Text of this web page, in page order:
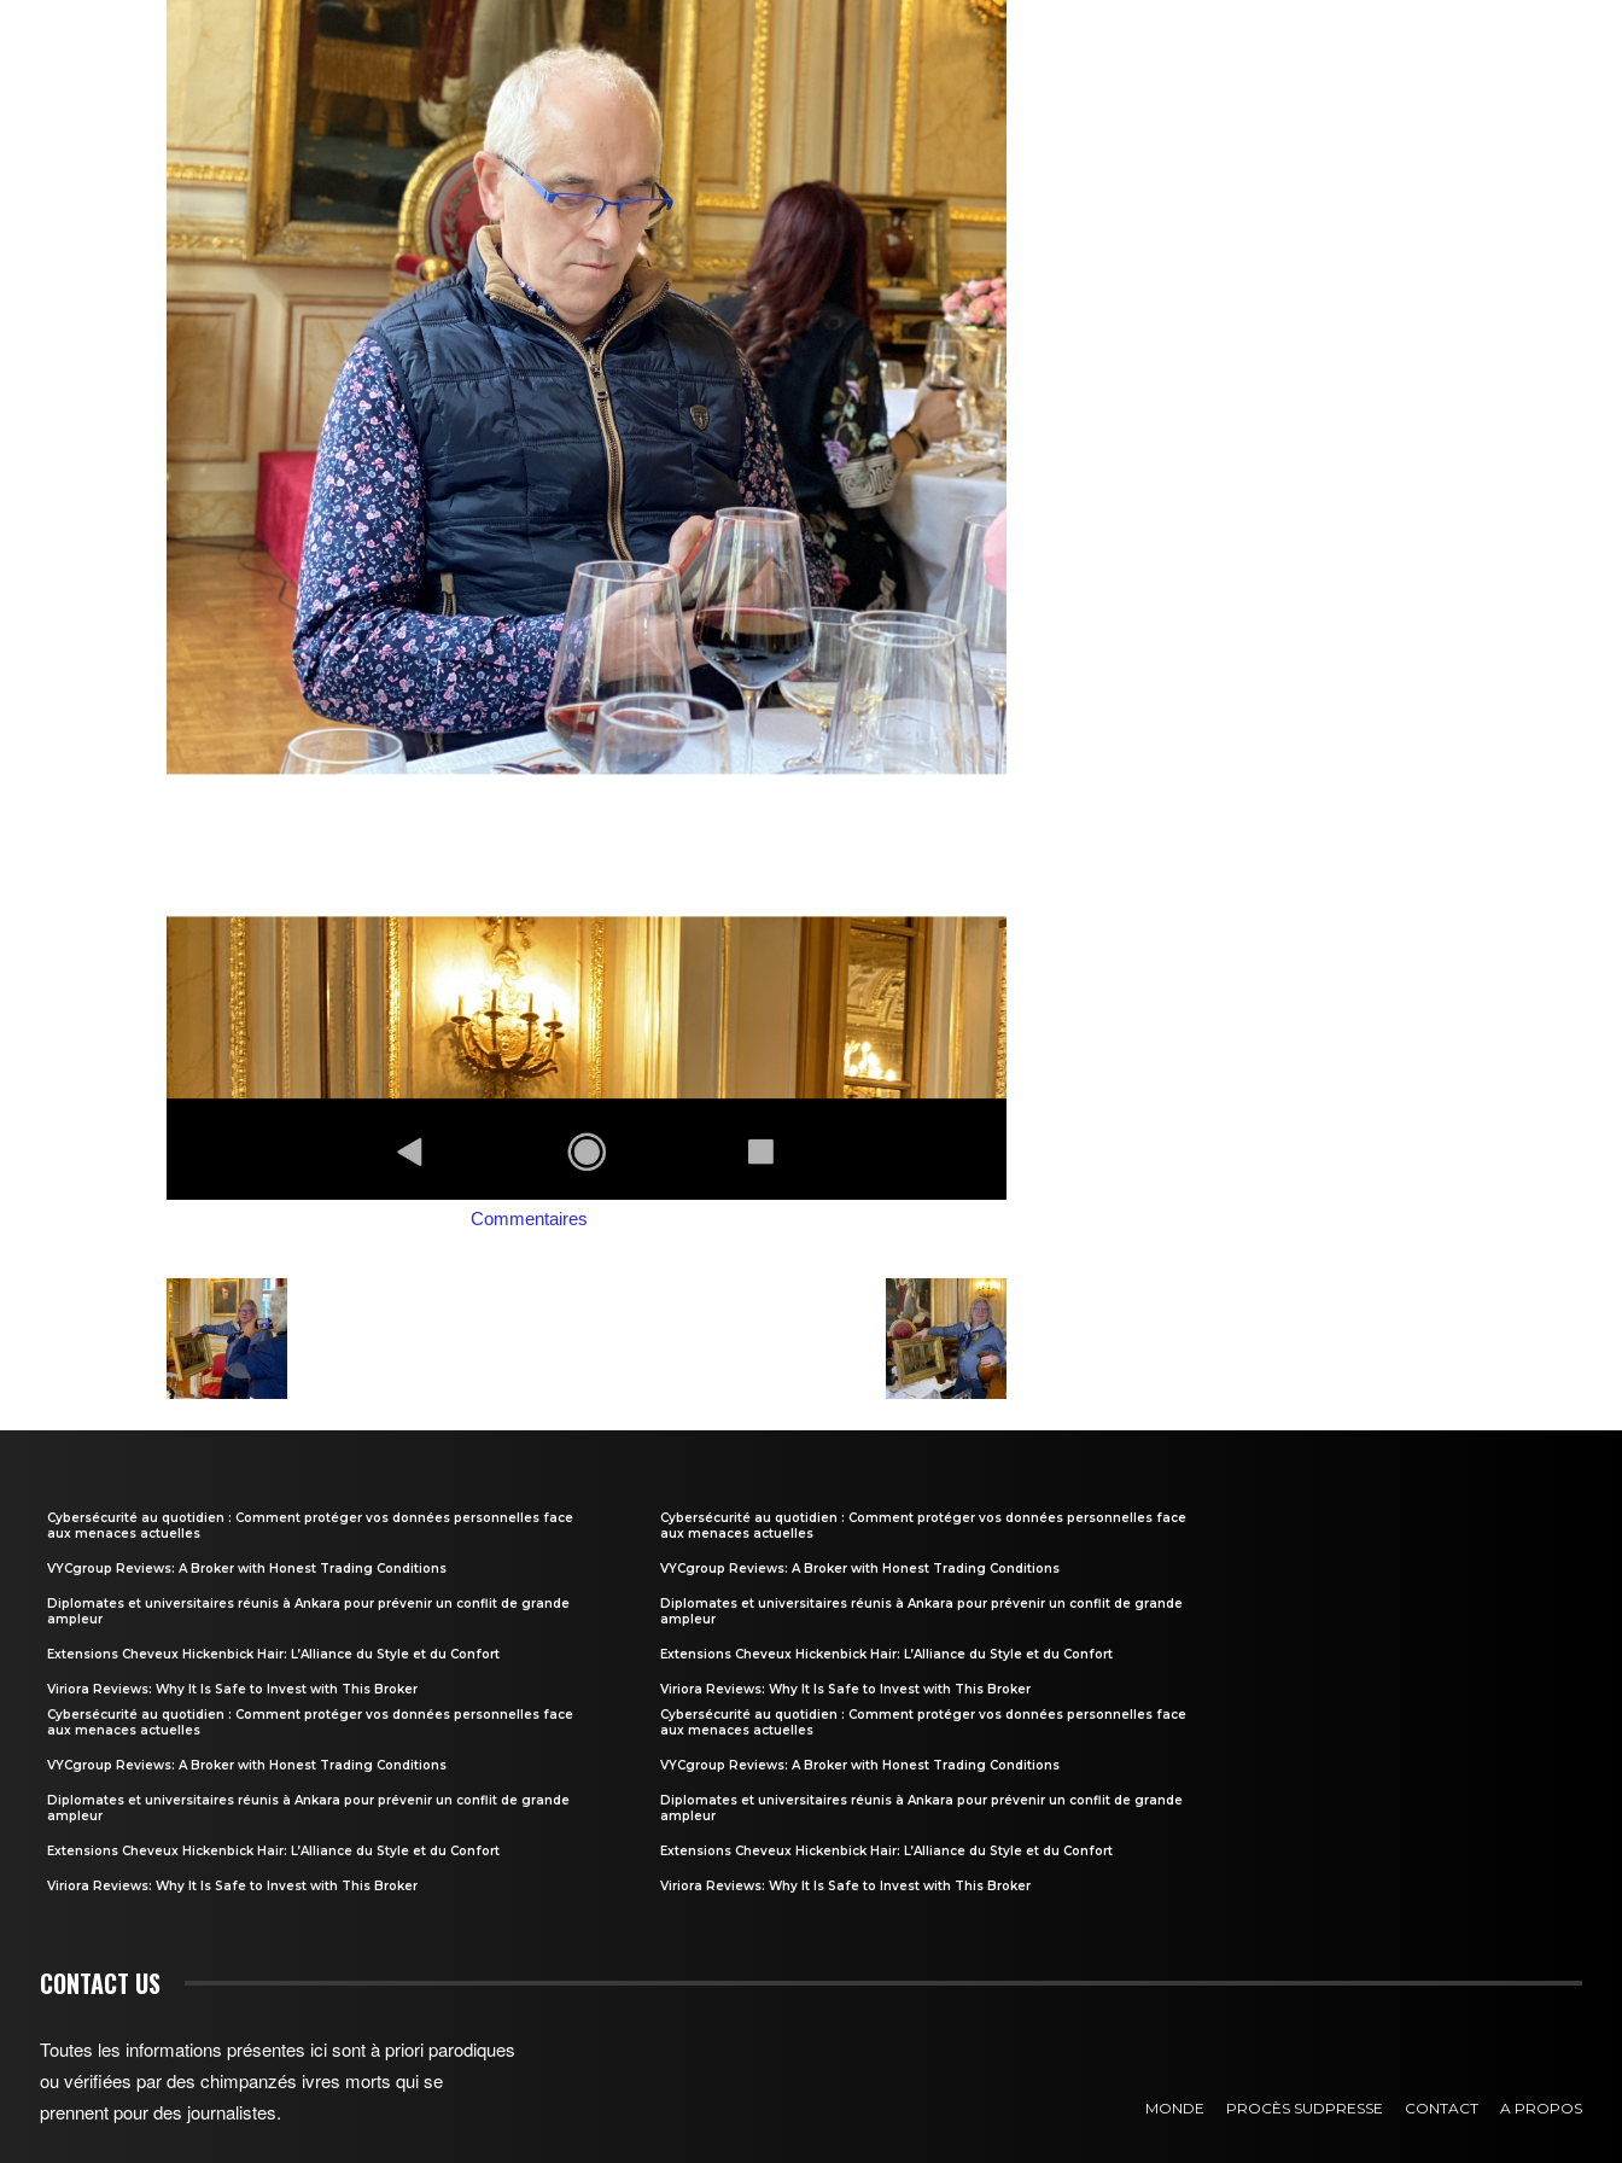
Commentaires
Cybersécurité au quotidien : Comment protéger vos données personnelles face
aux menaces actuelles
VYCgroup Reviews: A Broker with Honest Trading Conditions
Diplomates et universitaires réunis à Ankara pour prévenir un conflit de grande
ampleur
Extensions Cheveux Hickenbick Hair: L’Alliance du Style et du Confort
Viriora Reviews: Why It Is Safe to Invest with This Broker
Cybersécurité au quotidien : Comment protéger vos données personnelles face
aux menaces actuelles
VYCgroup Reviews: A Broker with Honest Trading Conditions
Diplomates et universitaires réunis à Ankara pour prévenir un conflit de grande
ampleur
Extensions Cheveux Hickenbick Hair: L’Alliance du Style et du Confort
Viriora Reviews: Why It Is Safe to Invest with This Broker
Cybersécurité au quotidien : Comment protéger vos données personnelles face
aux menaces actuelles
VYCgroup Reviews: A Broker with Honest Trading Conditions
Diplomates et universitaires réunis à Ankara pour prévenir un conflit de grande
ampleur
Extensions Cheveux Hickenbick Hair: L’Alliance du Style et du Confort
Viriora Reviews: Why It Is Safe to Invest with This Broker
Cybersécurité au quotidien : Comment protéger vos données personnelles face
aux menaces actuelles
VYCgroup Reviews: A Broker with Honest Trading Conditions
Diplomates et universitaires réunis à Ankara pour prévenir un conflit de grande
ampleur
Extensions Cheveux Hickenbick Hair: L’Alliance du Style et du Confort
Viriora Reviews: Why It Is Safe to Invest with This Broker
CONTACT US
Toutes les informations présentes ici sont à priori parodiques
ou vérifiées par des chimpanzés ivres morts qui se
prennent pour des journalistes.
MONDE PROCÈS SUDPRESSE CONTACT A PROPOS